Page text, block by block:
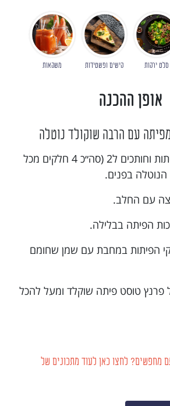
סלט ירקות קישים ופשטידות משקאות
אופן ההכנה
עם הרבה שוקולד נוטלה
1. פותחים את הפיתות וחותכים ל2 (סה״כ 4 חלקים מכל
בפנים.
הפיתות במחבת עם שמן שחומם
פרנץ טוסט פיתה שוקלד ומעל להכל
לחצו כאן לעוד מתכונים של